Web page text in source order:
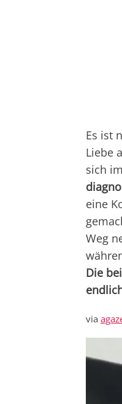
Es ist
Liebe
sich
eine
Weg
Die
via